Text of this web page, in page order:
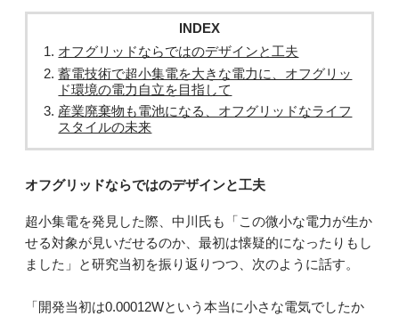
INDEX
オフグリッドならではのデザインと工夫
蓄電技術で超小集電を大きな電力に、オフグリッ
ド環境の電力自立を目指して
産業廃棄物も電池になる、オフグリッドなライフ
スタイルの未来
オフグリッドならではのデザインと工夫
超小集電を発見した際、中川氏も「この微小な電力が生か
せる対象が見いだせるのか、最初は懐疑的になったりもし
ました」と研究当初を振り返りつつ、次のように話す。
「開発当初は0.00012Wという本当に小さな電気でしたか